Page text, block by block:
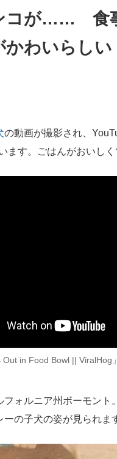
企業向けIT製品の総合サイト
コが…… 食
かわいらし
の動画が撮影され、
ます。ごはんがおいし
Out in Food Bowl || ViralHog」
ォルニア州ボーモント
の子犬の姿が見られま